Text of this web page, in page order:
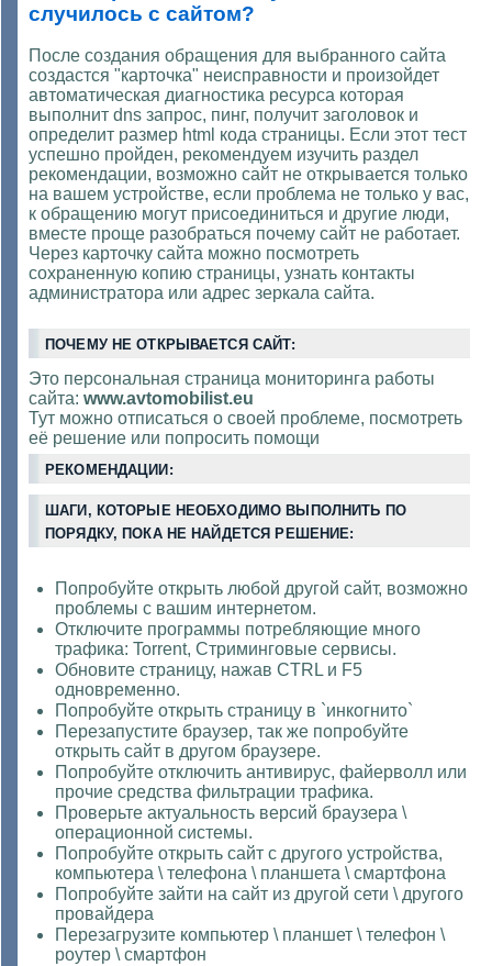
случилось с сайтом?
После создания обращения для выбранного сайта
создастся "карточка" неисправности и произойдет
автоматическая диагностика ресурса которая
выполнит dns запрос, пинг, получит заголовок и
определит размер html кода страницы. Если этот тест
успешно пройден, рекомендуем изучить раздел
рекомендации, возможно сайт не открывается только
на вашем устройстве, если проблема не только у вас,
к обращению могут присоединиться и другие люди,
вместе проще разобраться почему сайт не работает.
Через карточку сайта можно посмотреть
сохраненную копию страницы, узнать контакты
администратора или адрес зеркала сайта.
ПОЧЕМУ НЕ ОТКРЫВАЕТСЯ САЙТ:
Это персональная страница мониторинга работы
сайта: www.avtomobilist.eu
Тут можно отписаться о своей проблеме, посмотреть
её решение или попросить помощи
РЕКОМЕНДАЦИИ:
ШАГИ, КОТОРЫЕ НЕОБХОДИМО ВЫПОЛНИТЬ ПО
ПОРЯДКУ, ПОКА НЕ НАЙДЕТСЯ РЕШЕНИЕ:
Попробуйте открыть любой другой сайт, возможно
проблемы с вашим интернетом.
Отключите программы потребляющие много
трафика: Torrent, Стриминговые сервисы.
Обновите страницу, нажав CTRL и F5
одновременно.
Попробуйте открыть страницу в `инкогнито`
Перезапустите браузер, так же попробуйте
открыть сайт в другом браузере.
Попробуйте отключить антивирус, файерволл или
прочие средства фильтрации трафика.
Проверьте актуальность версий браузера \
операционной системы.
Попробуйте открыть сайт с другого устройства,
компьютера \ телефона \ планшета \ смартфона
Попробуйте зайти на сайт из другой сети \ другого
провайдера
Перезагрузите компьютер \ планшет \ телефон \
роутер \ смартфон